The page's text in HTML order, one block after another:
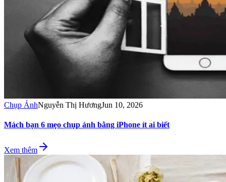
Chụp ẢnhNguyễn Thị HươngJun 10, 2026
Mách bạn 6 mẹo chụp ảnh bằng iPhone ít ai biết
Xem thêm